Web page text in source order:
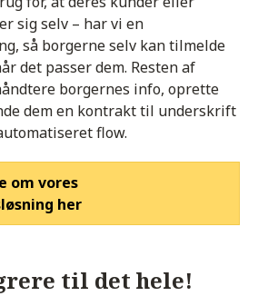
sig selv – har vi en
så borgerne selv kan tilmelde
det passer dem. Resten af
borgernes info, oprette
dem en kontrakt til underskrift
flow.
om vores
her
til det hele!